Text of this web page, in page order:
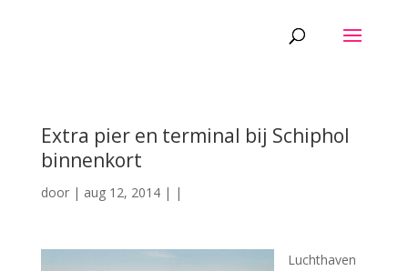
Extra pier en terminal bij Schiphol
binnenkort
door | aug 12, 2014| |
Luchthaven